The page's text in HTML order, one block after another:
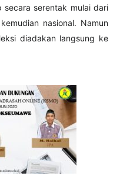
secara serentak mulai dari
nasional. Namun
diadakan langsung ke